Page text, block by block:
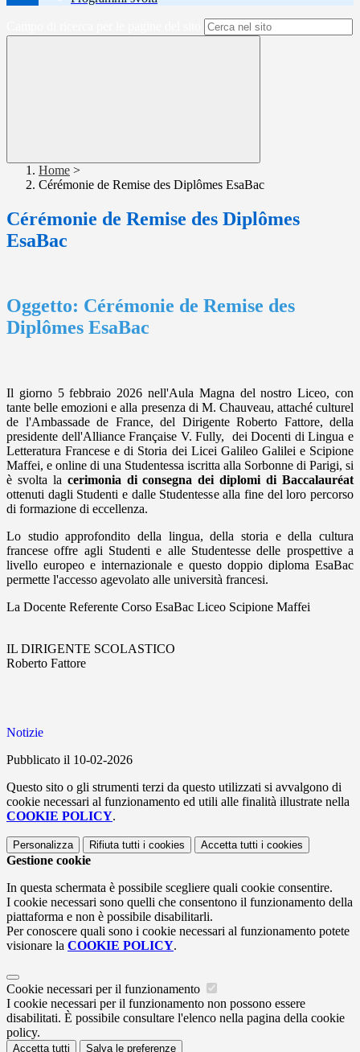
Home >
Cérémonie de Remise des Diplômes EsaBac
Cérémonie de Remise des Diplômes
EsaBac
Oggetto: Cérémonie de Remise des
Diplômes EsaBac
Il giorno 5 febbraio 2026 nell'Aula Magna del nostro Liceo, con
tante belle emozioni e alla presenza di M. Chauveau, attaché culturel
de l'Ambassade de France, del Dirigente Roberto Fattore, della
presidente dell'Alliance Française V. Fully, dei Docenti di Lingua e
Letteratura Francese e di Storia dei Licei Galileo Galilei e Scipione
Maffei, e online di una Studentessa iscritta alla Sorbonne di Parigi, si
è svolta la cerimonia di consegna dei diplomi di Baccalauréat
ottenuti dagli Studenti e dalle Studentesse alla fine del loro percorso
di formazione di eccellenza.
Lo studio approfondito della lingua, della storia e della cultura
francese offre agli Studenti e alle Studentesse delle prospettive a
livello europeo e internazionale e questo doppio diploma EsaBac
permette l'accesso agevolato alle università francesi.
La Docente Referente Corso EsaBac Liceo Scipione Maffei
IL DIRIGENTE SCOLASTICO
Roberto Fattore
Notizie
Pubblicato il 10-02-2026
Questo sito o gli strumenti terzi da questo utilizzati si avvalgono di
cookie necessari al funzionamento ed utili alle finalità illustrate nella
COOKIE POLICY.
Personalizza Rifiuta tutti i cookies Accetta tutti i cookies
Gestione cookie
In questa schermata è possibile scegliere quali cookie consentire.
I cookie necessari sono quelli che consentono il funzionamento della
piattaforma e non è possibile disabilitarli.
Per conoscere quali sono i cookie necessari al funzionamento potete
visionare la COOKIE POLICY.
Cookie necessari per il funzionamento
I cookie necessari per il funzionamento non possono essere
disabilitati. È possibile consultare l'elenco nella pagina della cookie
policy.
Accetta tutti Salva le preferenze